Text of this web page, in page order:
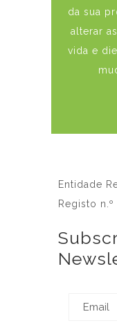
da sua
alterar
vida e
Entidade
Registo n.º